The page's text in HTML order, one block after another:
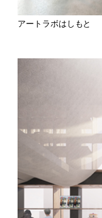
アートラボはしもと